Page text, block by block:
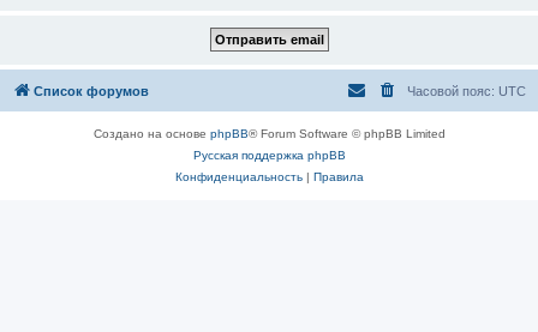
Список форумов Часовой пояс: UTC
Создано на основе phpBB® Forum Software © phpBB Limited
Русская поддержка phpBB
Конфиденциальность| Правила